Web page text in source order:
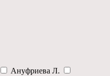
Ануфриева Л.